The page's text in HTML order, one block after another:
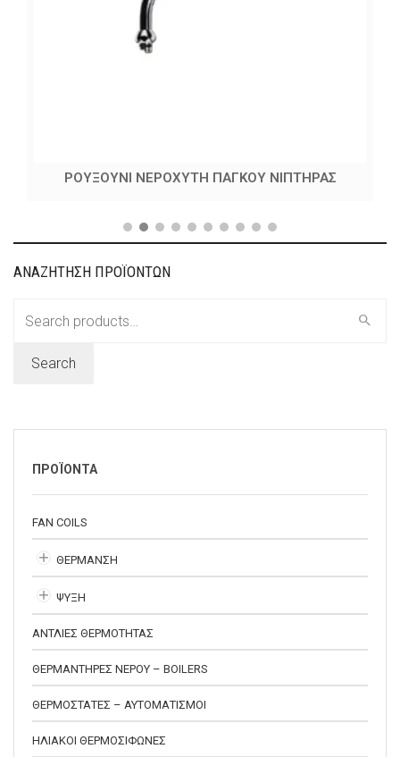
ΡΟΥΞΟΥΝΙ ΝΕΡΟΧΥΤΗ ΠΑΓΚΟΥ ΝΙΠΤΗΡΑΣ
ΑΝΑΖΗΤΗΣΗ ΠΡΟΪΟΝΤΩΝ
Search
ΠΡΟΪΟΝΤΑ
FAN COILS
ΘΕΡΜΑΝΣΗ
ΨΥΞΗ
ΑΝΤΛΙΕΣ ΘΕΡΜΟΤΗΤΑΣ
ΘΕΡΜΑΝΤΗΡΕΣ ΝΕΡΟΥ – BOILERS
ΘΕΡΜΟΣΤΑΤΕΣ – ΑΥΤΟΜΑΤΙΣΜΟΙ
ΗΛΙΑΚΟΙ ΘΕΡΜΟΣΙΦΩΝΕΣ